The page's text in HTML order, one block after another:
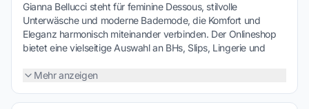
Gianna Bellucci steht für feminine Dessous, stilvolle
Unterwäsche und moderne Bademode, die Komfort und
Eleganz harmonisch miteinander verbinden. Der Onlineshop
bietet eine vielseitige Auswahl an BHs, Slips, Lingerie und
Hochwertige Materialien, sorgfältige Verarbeitung und
angenehm tragen und zugleich modische Akzente setzen.
Mehr anzeigen